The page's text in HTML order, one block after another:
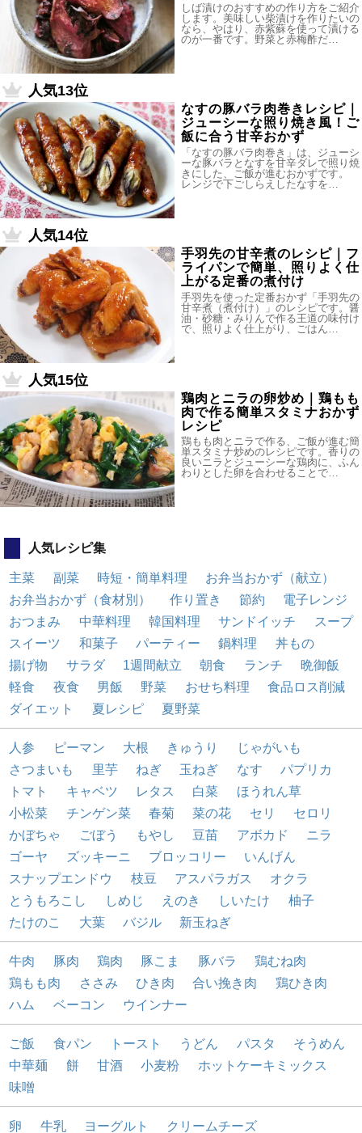
しば漬けのおすすめの作り方をご紹介
します。美味しい柴漬けを作りたいの
なら、やはり、赤紫蘇を使って漬ける
のが一番です。野菜と赤梅酢だ…
人気13位
なすの豚バラ肉巻きレシピ｜
ジューシーな照り焼き風！ご
飯に合う甘辛おかず
「なすの豚バラ肉巻き」は、ジューシ
ーな豚バラとなすを甘辛ダレで照り焼
きにした、ご飯が進むおかずです。
レンジで下ごしらえしたなすを…
人気14位
手羽先の甘辛煮のレシピ｜フ
ライパンで簡単、照りよく仕
上がる定番の煮付け
手羽先を使った定番おかず「手羽先の
甘辛煮（煮付け）」のレシピです。醤
油・砂糖・みりんで作る王道の味付け
で、照りよく仕上がり、ごはん…
人気15位
鶏肉とニラの卵炒め｜鶏もも
肉で作る簡単スタミナおかず
レシピ
鶏もも肉とニラで作る、ご飯が進む簡
単スタミナ炒めのレシピです。香りの
良いニラとジューシーな鶏肉に、ふん
わりとした卵を合わせることで…
人気レシピ集
主菜 副菜 時短・簡単料理
お弁当おかず（献立）
お弁当おかず（食材別）
作り置き 節約
電子レンジ
おつまみ
中華料理 韓国料理 サンドイッチ
スープ
スイーツ
和菓子 パーティー 鍋料理
丼もの
揚げ物
サラダ 1週間献立 朝食 ランチ
晩御飯
軽食
夜食 男飯 野菜 おせち料理
食品ロス削減
ダイエット
夏レシピ 夏野菜
人参 ピーマン 大根 きゅうり
じゃがいも
さつまいも
里芋 ねぎ 玉ねぎ なす
パプリカ
トマト
キャベツ レタス 白菜
ほうれん草
小松菜
チンゲン菜 春菊 菜の花 セリ
セロリ
かぼちゃ
ごぼう もやし 豆苗 アボカド
ニラ
ゴーヤ
ズッキーニ ブロッコリー
いんげん
スナップエンドウ
枝豆 アスパラガス
オクラ
とうもろこし
しめじ えのき しいたけ
柚子
たけのこ
大葉 バジル 新玉ねぎ
牛肉 豚肉 鶏肉 豚こま 豚バラ
鶏むね肉
鶏もも肉
ささみ ひき肉 合い挽き肉
鶏ひき肉
ハム
ベーコン ウインナー
ご飯 食パン トースト うどん パスタ
そうめん
中華麺
餅 甘酒 小麦粉
ホットケーキミックス
味噌
卵 牛乳 ヨーグルト クリームチーズ